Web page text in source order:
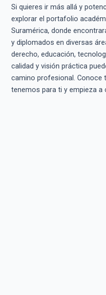
Si quieres ir más allá y
explorar el portafolio
Suramérica, donde
y diplomados en diversas
derecho, educación,
calidad y visión práctica
camino profesional. Conoce
tenemos para ti y empieza